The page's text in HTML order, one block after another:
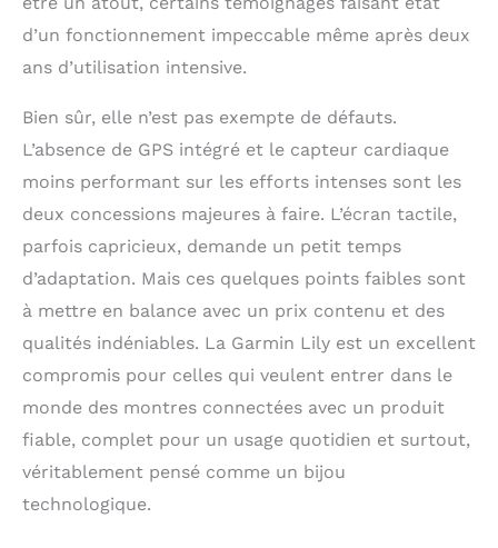
d’un fonctionnement impeccable même après deux
ans d’utilisation intensive.
Bien sûr, elle n’est pas exempte de défauts.
L’absence de GPS intégré et le capteur cardiaque
moins performant sur les efforts intenses sont les
deux concessions majeures à faire. L’écran tactile,
parfois capricieux, demande un petit temps
d’adaptation. Mais ces quelques points faibles sont
à mettre en balance avec un prix contenu et des
qualités indéniables. La Garmin Lily est un excellent
compromis pour celles qui veulent entrer dans le
monde des montres connectées avec un produit
fiable, complet pour un usage quotidien et surtout,
véritablement pensé comme un bijou
technologique.